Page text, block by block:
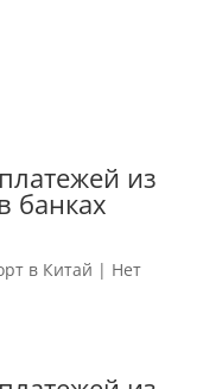
из
банках
в Китай | Нет